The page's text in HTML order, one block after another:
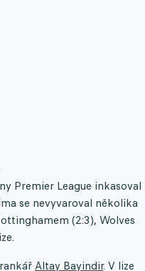
Premier League inkasoval
se nevyvaroval několika
(2:3), Wolves
Altay Bayindir. V lize